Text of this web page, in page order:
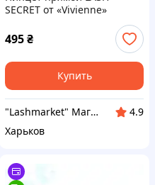
SECRET от «Vivienne»
495₴
Купить
"Lashmarket" Магазин материалов для наращивания и ламинирования ресниц, окрашивания бровей
4.9
Харьков